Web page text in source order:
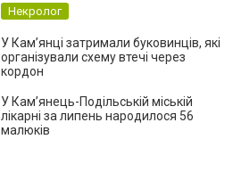
Некролог
У Кам’янці затримали буковинців, які
організували схему втечі через
кордон
У Кам’янець-Подільській міській
лікарні за липень народилося 56
малюків